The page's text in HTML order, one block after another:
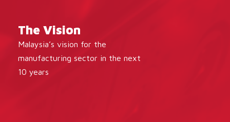
The Vision
Malaysia’s vision for the
manufacturing sector in the next
10 years